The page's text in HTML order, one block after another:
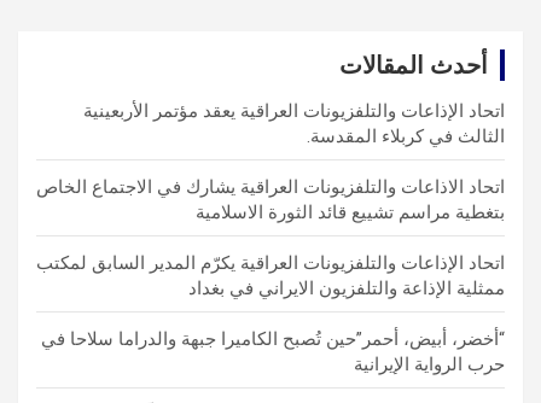
أحدث المقالات
اتحاد الإذاعات والتلفزيونات العراقية يعقد مؤتمر الأربعينية
الثالث في كربلاء المقدسة.
اتحاد الاذاعات والتلفزيونات العراقية يشارك في الاجتماع الخاص
بتغطية مراسم تشييع قائد الثورة الاسلامية
اتحاد الإذاعات والتلفزيونات العراقية يكرّم المدير السابق لمكتب
ممثلية الإذاعة والتلفزيون الايراني في بغداد
“أخضر، أبيض، أحمر”حين تُصبح الكاميرا جبهة والدراما سلاحا في
حرب الرواية الإيرانية